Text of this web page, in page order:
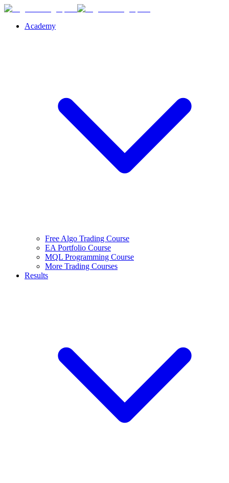
Academy
Free Algo Trading Course
EA Portfolio Course
MQL Programming Course
More Trading Courses
Results